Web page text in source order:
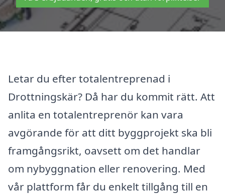
Letar du efter totalentreprenad i
Drottningskär? Då har du kommit rätt. Att
anlita en totalentreprenör kan vara
avgörande för att ditt byggprojekt ska bli
framgångsrikt, oavsett om det handlar
om nybyggnation eller renovering. Med
vår plattform får du enkelt tillgång till en